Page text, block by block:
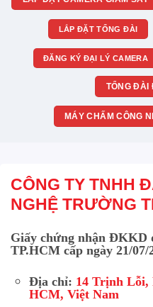
LẮP ĐẶT TỔNG ĐÀI
ĐĂNG KÝ ĐẠI LÝ CAMERA
TỔNG ĐÀI
MÁY CHẤM CÔNG
CÔNG TY TNHH
NGHỆ TRƯỜNG
Giấy chứng nhận ĐKKD
TP.HCM cấp ngày 21/07/
Địa chỉ: 14 Trịnh Lỗi,
HCM, Việt Nam